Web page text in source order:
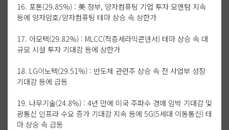
16. 포톤(29.85%) : 美 정부, 양자컴퓨팅 기업 투자 모멘텀 지속
등에 양자암호/양자컴퓨팅 테마 상승 속 상한가
17. 아모텍(29.82%) : MLCC(적층세라믹콘덴서) 테마 상승 속 대
규모 시설 투자 기대감 등에 상한가
18. LG이노텍(29.51%) : 반도체 관련주 상승 속 전 사업부 성장
기대감 등에 급등
19. 나무기술(24.8%) : 4년 만에 미국 주파수 경매 임박 기대감 및
광통신 인프라 수요 증가 기대감 지속 등에 5G(5세대 이동통신) 테
마 상승 속 급등